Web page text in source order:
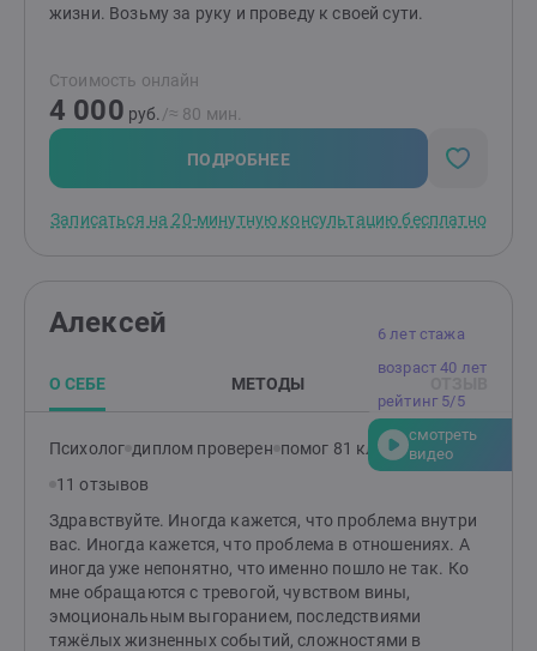
жизни. Возьму за руку и проведу к своей сути.
Стоимость онлайн
4 000 руб. /≈ 80 мин.
ПОДРОБНЕЕ
Записаться на 20-минутную консультацию бесплатно
6 лет стажа
возраст 40 лет
рейтинг 5/5
смотреть
видео
Алексей
О СЕБЕ МЕТОДЫ
Психолог диплом проверен помог 81 клиенту
11 отзывов
Здравствуйте. Иногда кажется, что проблема внутри
вас. Иногда кажется, что проблема в отношениях. А
иногда уже непонятно, что именно пошло не так. Ко
мне обращаются с тревогой, чувством вины,
эмоциональным выгоранием, последствиями
тяжёлых жизненных событий, сложностями в